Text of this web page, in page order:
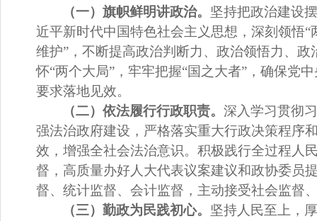
（一）旗帜鲜明讲政治。 坚持把政治建设
近平新时代中国特色社会主义思想，深刻领悟“
维护” ，不断提高政治判断力、政治领悟力、
怀“两个大局” ，牢牢把握“国之大者” ，确保党
要求落地见效。
（二）依法履行行政职责。深入学习贯彻
强法治政府建设，严格落实重大行政决策程序
效，增强全社会法治意识。积极践行全过程人
督，高质量办好人大代表议案建议和政协委员
督、统计监督、会计监督，主动接受社会监督
（三）勤政为民践初心。 坚持人民至上，